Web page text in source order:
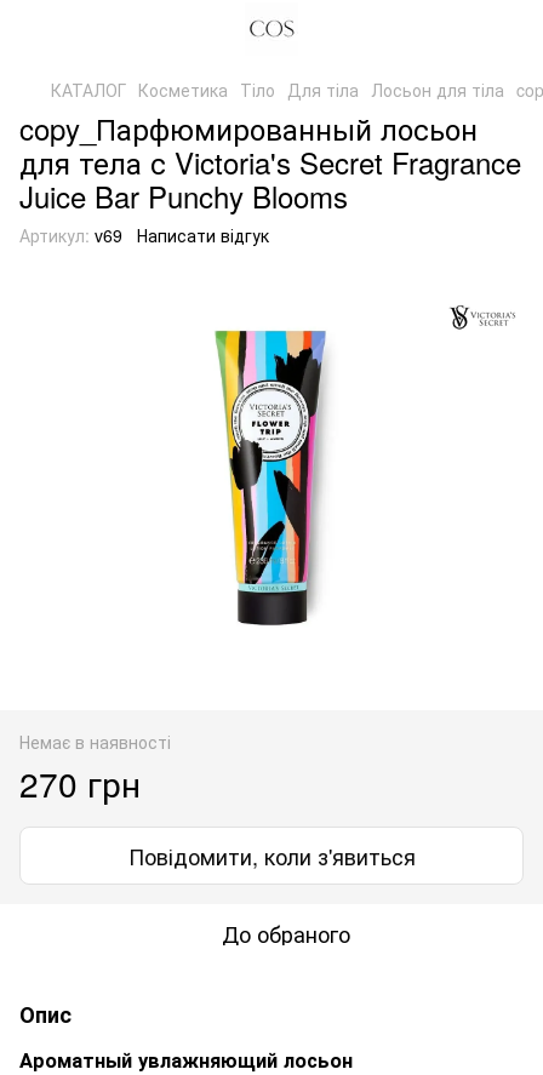
КАТАЛОГ Косметика Тіло Для тіла Лосьон для тіла
copy_Парфюмированный лосьон
для тела с Victoria's Secret Fragrance
Juice Bar Punchy Blooms
Артикул: v69 Написати відгук
Немає в наявності
270 грн
Повідомити, коли з'явиться
До обраного
Опис
Ароматный увлажняющий лосьон